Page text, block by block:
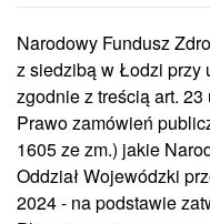
Narodowy Fundusz
z siedzibą w Łodzi przy
zgodnie z treścią art.
Prawo zamówień
1605 ze zm.) jakie
Oddział Wojewódzki
2024 - na podstawie